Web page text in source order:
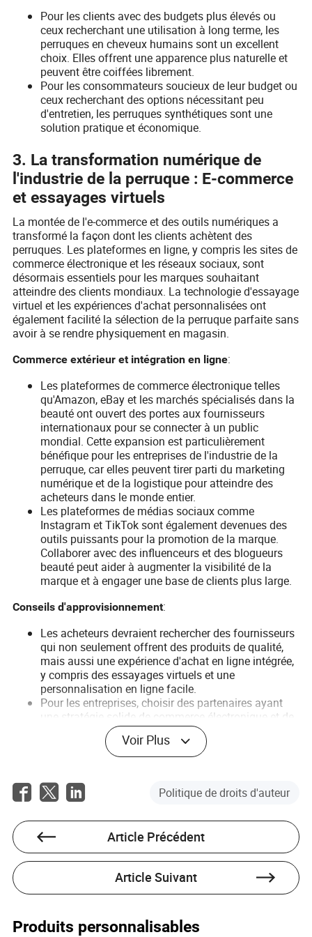
Pour les clients avec des budgets plus élevés ou
ceux recherchant une utilisation à long terme, les
perruques en cheveux humains sont un excellent
choix. Elles offrent une apparence plus naturelle et
peuvent être coiffées librement.
Pour les consommateurs soucieux de leur budget ou
ceux recherchant des options nécessitant peu
d'entretien, les perruques synthétiques sont une
solution pratique et économique.
3. La transformation numérique de
l'industrie de la perruque : E-commerce
et essayages virtuels
La montée de l'e-commerce et des outils numériques a
transformé la façon dont les clients achètent des
perruques. Les plateformes en ligne, y compris les sites de
commerce électronique et les réseaux sociaux, sont
désormais essentiels pour les marques souhaitant
atteindre des clients mondiaux. La technologie d'essayage
virtuel et les expériences d'achat personnalisées ont
également facilité la sélection de la perruque parfaite sans
avoir à se rendre physiquement en magasin.
Commerce extérieur et intégration en ligne:
Les plateformes de commerce électronique telles
qu'Amazon, eBay et les marchés spécialisés dans la
beauté ont ouvert des portes aux fournisseurs
internationaux pour se connecter à un public
mondial. Cette expansion est particulièrement
bénéfique pour les entreprises de l'industrie de la
perruque, car elles peuvent tirer parti du marketing
numérique et de la logistique pour atteindre des
acheteurs dans le monde entier.
Les plateformes de médias sociaux comme
Instagram et TikTok sont également devenues des
outils puissants pour la promotion de la marque.
Collaborer avec des influenceurs et des blogueurs
beauté peut aider à augmenter la visibilité de la
marque et à engager une base de clients plus large.
Conseils d'approvisionnement:
Les acheteurs devraient rechercher des fournisseurs
qui non seulement offrent des produits de qualité,
mais aussi une expérience d'achat en ligne intégrée,
y compris des essayages virtuels et une
personnalisation en ligne facile.
Pour les entreprises, choisir des partenaires ayant
une stratégie solide de commerce électronique et de
marketing digital peut aider à augmenter l'exposition
de la marque et les ventes sur les marchés
4. Recommandations d'Équipement et
Perruques
À mesure que l'industrie de la perruque se développe,
l'importance des équipements de fabrication avancés
augmente également. Que ce soit pour des perruques
faites à la main ou à la machine, la qualité de
produit final. Un entretien approprié de l'équipement de
Voir Plus
Politique de droits d'auteur
Article Précédent
Article Suivant
Produits personnalisables